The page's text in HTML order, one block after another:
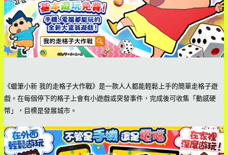
《蠟筆小新 我的走格子大作戰》是一款人人都能輕鬆上手的簡單走格子遊
戲。在每個停下的格子上會有小遊戲或突發事件，完成後可收集「動感硬
幣」，目標是發展城市。